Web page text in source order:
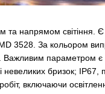
та напрямом
3528. За кольором
Важливим параметром
невеликих бризок;
робіт, включаючи